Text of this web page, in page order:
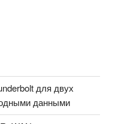
для двух
данными